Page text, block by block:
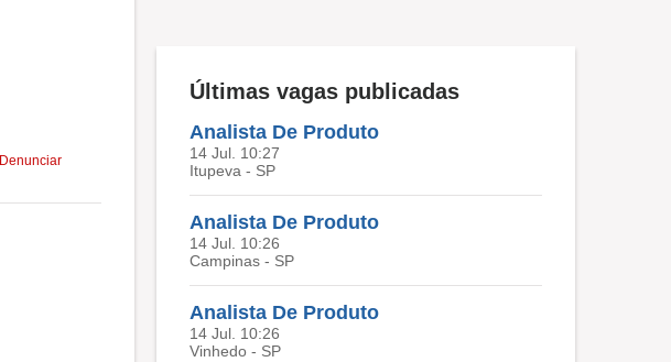
Denunciar
Últimas vagas publicadas
Analista De Produto
14 Jul. 10:27
Itupeva - SP
Analista De Produto
14 Jul. 10:26
Campinas - SP
Analista De Produto
14 Jul. 10:26
Vinhedo - SP